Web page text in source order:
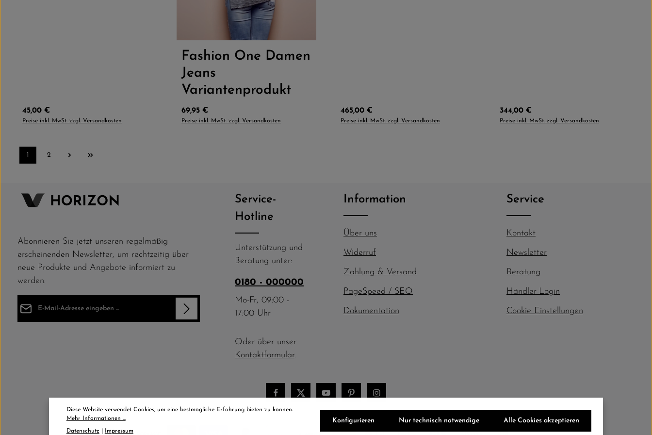
Regulärer Preis:
45,00 €
Preise inkl. MwSt. zzgl. Versandkosten
Größe:L M S XL
Fashion One Damen
Jeans
Variantenprodukt
Regulärer Preis:
69,95 €
Preise inkl. MwSt. zzgl. Versandkosten
Regulärer Preis:
465,00 €
Preise inkl. MwSt. zzgl. Versandkosten
Regulärer Preis:
344,00 €
Preise inkl. MwSt. zzgl. Versandkosten
1 2
Abonnieren Sie jetzt unseren regelmäßig
erscheinenden Newsletter, um rechtzeitig über
neue Produkte und Angebote informiert zu
werden.
Service-
Hotline
Unterstützung und
Beratung unter:
0180 - 000000
Mo-Fr, 09:00 -
17:00 Uhr
Oder über unser
Kontaktformular.
Information
Über uns
Widerruf
Zahlung & Versand
PageSpeed / SEO
Dokumentation
Service
Kontakt
Newsletter
Beratung
Händler-Login
Cookie Einstellungen
Diese Website verwendet Cookies, um eine bestmögliche Erfahrung bieten zu können.
Mehr Informationen ...
Datenschutz Impressum
Nur technisch notwendige
Konfigurieren Alle Cookies akzeptieren